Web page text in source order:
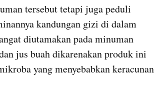
tersebut tetapi juga peduli
kandungan gizi di dalam
diutamakan pada minuman
jus buah dikarenakan produk ini
yang menyebabkan keracunan